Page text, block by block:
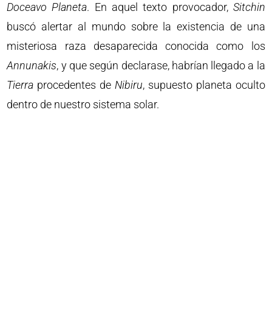
Doceavo Planeta. En aquel texto provocador, Sitchin
buscó alertar al mundo sobre la existencia de una
misteriosa raza desaparecida conocida como los
Annunakis, y que según declarase, habrían llegado a la
Tierra procedentes de Nibiru, supuesto planeta oculto
dentro de nuestro sistema solar.